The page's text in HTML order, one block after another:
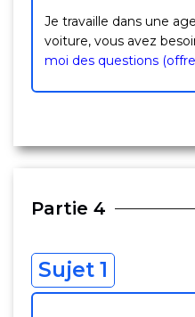
Je travaille dans une
voiture, vous avez
moi des questions
Partie 4
Sujet 1